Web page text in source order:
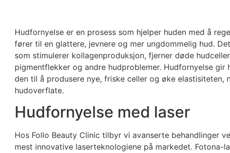
Hudfornyelse er en prosess som hjelper huden med å
fører til en glattere, jevnere og mer ungdommelig hud.
som stimulerer kollagenproduksjon, fjerner døde
pigmentflekker og andre hudproblemer. Hudfornyelse gir
den til å produsere nye, friske celler og øke elastisiteten,
hudoverflate.
Hudfornyelse med laser
Hos Follo Beauty Clinic tilbyr vi avanserte behandlinger
mest innovative laserteknologiene på markedet. Fotona-